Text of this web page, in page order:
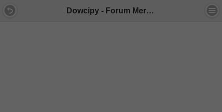
Dowcipy - Forum Mercedes E-Klasa